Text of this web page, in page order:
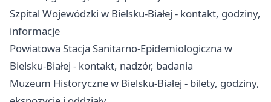
Szpital Wojewódzki w Bielsku-Białej - kontakt, godziny,
informacje
Powiatowa Stacja Sanitarno-Epidemiologiczna w
Bielsku-Białej - kontakt, nadzór, badania
Muzeum Historyczne w Bielsku-Białej - bilety, godziny,